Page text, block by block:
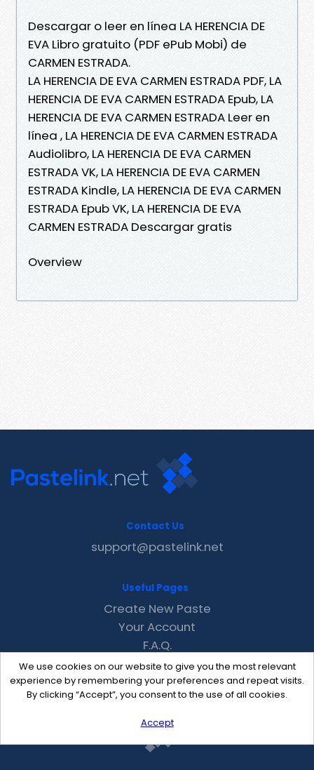
Descargar o leer en línea LA HERENCIA DE
EVA Libro gratuito (PDF ePub Mobi) de
CARMEN ESTRADA.
LA HERENCIA DE EVA CARMEN ESTRADA PDF, LA
HERENCIA DE EVA CARMEN ESTRADA Epub, LA
HERENCIA DE EVA CARMEN ESTRADA Leer en
línea , LA HERENCIA DE EVA CARMEN ESTRADA
Audiolibro, LA HERENCIA DE EVA CARMEN
ESTRADA VK, LA HERENCIA DE EVA CARMEN
ESTRADA Kindle, LA HERENCIA DE EVA CARMEN
ESTRADA Epub VK, LA HERENCIA DE EVA
CARMEN ESTRADA Descargar gratis
Overview
We use cookies on our website to give you the most relevant
experience by remembering your preferences and repeat visits.
By clicking “Accept”, you consent to the use of all cookies.
Accept
Contact Us
support@pastelink.net
Useful Pages
Create New Paste
Your Account
F.A.Q.
Recent
Contact